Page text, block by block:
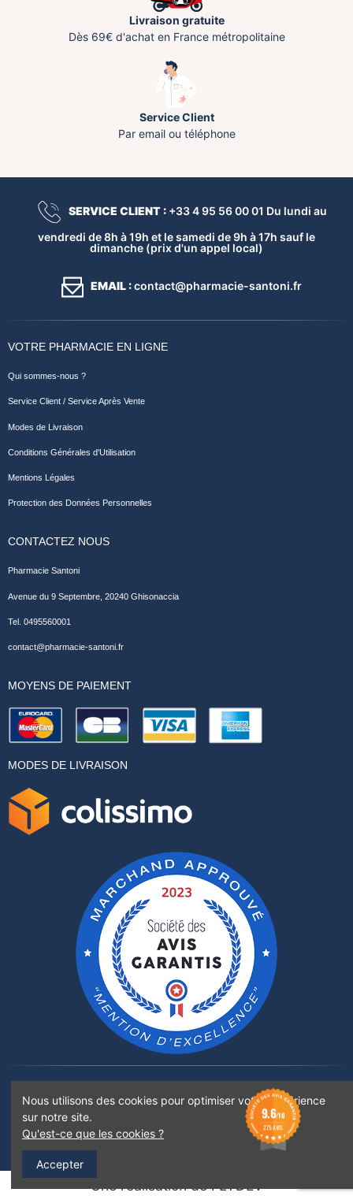
Livraison gratuite
Dès 69€ d'achat en France métropolitaine
Service Client
Par email ou téléphone
SERVICE CLIENT :+33 4 95 56 00 01 Du lundi au
vendredi de 8h à 19h et le samedi de 9h à 17h sauf le
dimanche (prix d'un appel local)
EMAIL :contact@pharmacie-santoni.fr
VOTRE PHARMACIE EN LIGNE
Qui sommes-nous ?
Service Client / Service Après Vente
Modes de Livraison
Conditions Générales d'Utilisation
Mentions Légales
Protection des Données Personnelles
CONTACTEZ NOUS
Pharmacie Santoni
Avenue du 9 Septembre, 20240 Ghisonaccia
Tel. 0495560001
contact@pharmacie-santoni.fr
MOYENS DE PAIEMENT
MODES DE LIVRAISON
Rejoignez-nous sur :
©2022 Boticinal Pharmacie Santoni - Tous droits réservés - Images non libres de droits
Une réalisation de FLYDEV
Nous utilisons des cookies pour optimiser votre expérience
sur notre site.
Qu'est-ce que les cookies ?
Accepter
9.6/10
275 AVIS